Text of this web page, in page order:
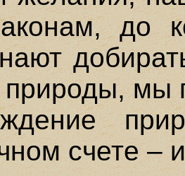
до
природы, мы
счете –